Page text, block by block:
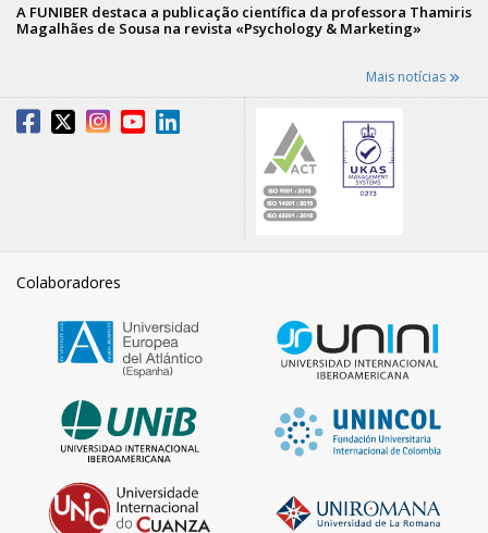
A FUNIBER destaca a publicação científica da professora Thamiris
Magalhães de Sousa na revista «Psychology & Marketing»
Mais notícias
Colaboradores